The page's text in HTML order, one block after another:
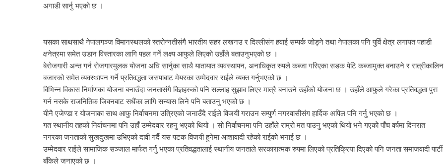
अगाडी सार्नु भएको छ ।
यसका साथसाथै नेपालगञ्ज विमानस्थलको स्तरोन्नतीसंगै भारतीय सहर लखनउ र दिल्लीसंग हवाई सम्पर्क जोड्ने तथा नेपालका पनि पुर्वि क्षेत्र लगायत पहाडी
क्षनेत्रमा समेत उडान विस्तारका लागि पहल गर्ने लक्ष्य आफुले लिएको उहाँले बताउनुभएको छ ।
बेरोजगारी अन्त गर्न रोजगारमुलक योजना अघि सार्नुका साथै यातायात व्यवस्थापन, अनाधिकृत रुपले कब्जा गरिएका सडक पेटि कब्जामुक्त बनाउने र रात्रीकालिन
बजारको समेत व्यवस्थापन गर्ने प्रतिवद्धता जसपाबाट मेयरका उम्मेदवार राईले व्यक्त गर्नुभएको छ ।
विभिन्न विकास निर्माणका योजना बनाउँदा जनतासंगै विज्ञहरुको पनि सल्लाह सुझाव लिएर मात्रै बनाउने उहाँको योजना छ । उहाँले आफुले गरेका प्रतिवद्धता पुरा
गर्न नसके राजनितिक जिवनबाट सधैंका लागि सन्यास लिने पनि बताउनु भएको छ ।
यीनै एजेण्डा र योजनाका साथ आफु निर्वाचनमा उत्रिएको जनाउँदै राईले विजयी गराउन सम्पुर्ण नगरवासीसंग हार्दिक अपिल पनि गर्नु भएको छ ।
गत स्थानीय तहको निर्वाचनमा पनि उहाँ उम्मेदवार रहनु भएको थियो । सो निर्वाचनमा पनि उहाँले राम्रो मत पाउनु भएको थियो भने गएकोे पाँच वर्षमा दिनरात
नगरका जनताको सुखदुखमा उभिएको दावी गर्दै यस पटक विजयी हुनेमा आशावादी रहेको राईको भनाई छ ।
उम्मेदवार राईले सामाजिक सञ्जाल मार्फत गर्नु भएका प्रतिवद्धतालाई स्थानीय जनताले सरकारात्मक रुपमा लिएको प्रतिक्रिया दिएको पनि जनता समाजवादी पार्टी
बाँकेले जनाएको छ ।